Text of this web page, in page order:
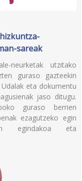
sareak
neurketak utzitako
guraso gazteekin
eta dokumentu
jaso ditugu.
guraso berrien
ezagutzeko egin
egindakoa eta